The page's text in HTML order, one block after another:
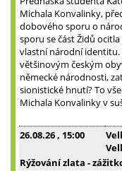
Michala Konvalinky,
dobového sporu o
sporu se část Židů
vlastní národní identitu.
většinovým českým
německé národnosti,
sionistické hnutí? To
Michala Konvalinky v
26.08.26 , 15:00
Rýžování zlata -